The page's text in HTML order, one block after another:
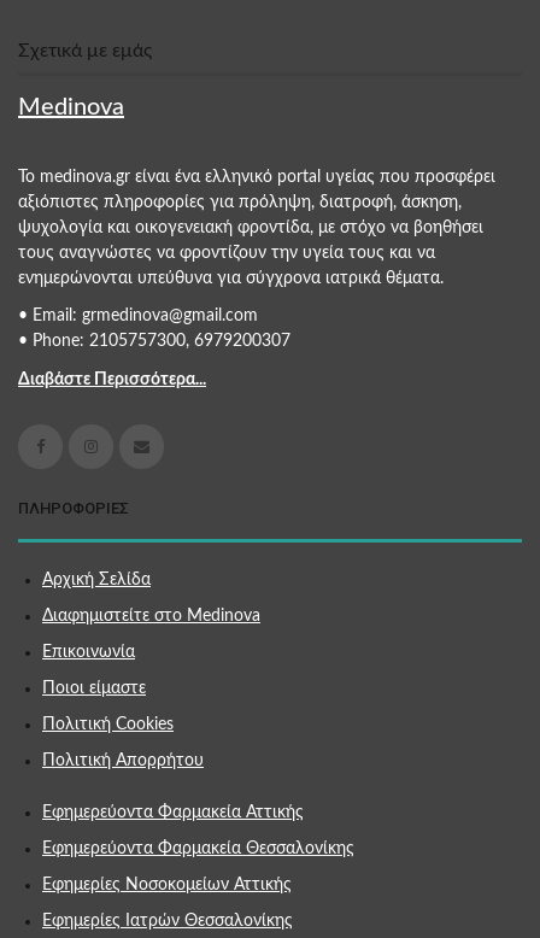
Σχετικά με εμάς
Medinova
Το medinova.gr είναι ένα ελληνικό portal υγείας που προσφέρει
αξιόπιστες πληροφορίες για πρόληψη, διατροφή, άσκηση,
ψυχολογία και οικογενειακή φροντίδα, με στόχο να βοηθήσει
τους αναγνώστες να φροντίζουν την υγεία τους και να
ενημερώνονται υπεύθυνα για σύγχρονα ιατρικά θέματα.
• Email: grmedinova@gmail.com
• Phone: 2105757300, 6979200307
Διαβάστε Περισσότερα...
ΠΛΗΡΟΦΟΡΙΕΣ
Αρχική Σελίδα
Διαφημιστείτε στο Medinova
Επικοινωνία
Ποιοι είμαστε
Πολιτική Cookies
Πολιτική Απορρήτου
Εφημερεύοντα Φαρμακεία Αττικής
Εφημερεύοντα Φαρμακεία Θεσσαλονίκης
Εφημερίες Νοσοκομείων Αττικής
Εφημερίες Ιατρών Θεσσαλονίκης